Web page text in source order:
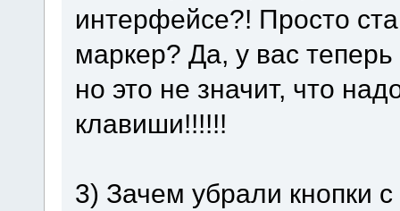
интерфейсе?! Просто
маркер? Да, у вас
но это не значит, что
клавиши!!!!!!
3) Зачем убрали кнопки